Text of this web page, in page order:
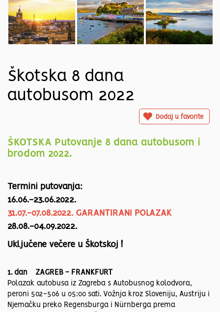
Škotska 8 dana
autobusom 2022
Dodaj u favorite
ŠKOTSKA Putovanje 8 dana autobusom i
brodom 2022.
Termini putovanja:
16.06.-23.06.2022.
31.07.-07.08.2022. GARANTIRANI POLAZAK
28.08.-04.09.2022.
Uključene večere u Škotskoj !
1. dan ZAGREB - FRANKFURT
Polazak autobusa iz Zagreba s Autobusnog kolodvora,
peroni 502-506 u 05:00 sati. Vožnja kroz Sloveniju, Austriju i
Njemačku preko Regensburga i Nürnberga prema